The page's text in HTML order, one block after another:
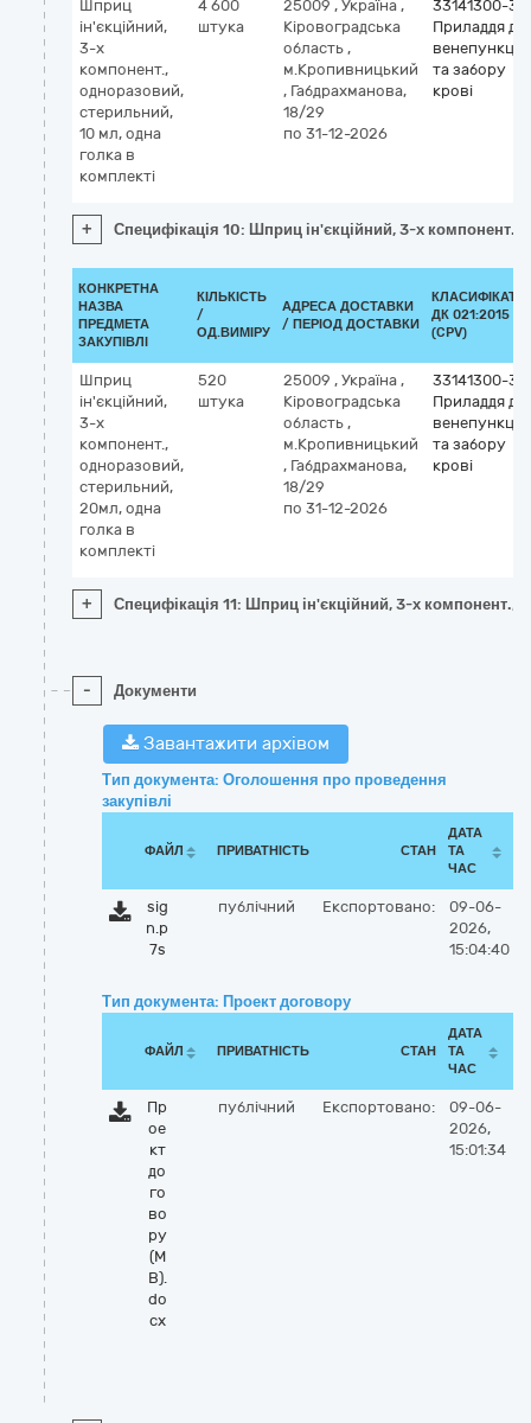
Шприц
ін'єкційний,
3-х
компонент.,
одноразовий,
стерильний,
10 мл, одна
голка в
комплекті
4 600
штука
25009 , Україна ,
Кіровоградська
область ,
м.Кропивницький
, Габдрахманова,
18/29
по 31-12-2026
33141300-3
Приладдя
венепункції
та забору
крові
+ Специфікація 10: Шприц ін'єкційний, 3-х компонент.,
КОНКРЕТНА
НАЗВА
ПРЕДМЕТА
ЗАКУПІВЛІ
КІЛЬКІСТЬ
/
ОД.ВИМІРУ
АДРЕСА ДОСТАВКИ
/ ПЕРІОД ДОСТАВКИ
ДК 021:2015
(CPV)
Шприц
ін'єкційний,
3-х
компонент.,
одноразовий,
стерильний,
20мл, одна
голка в
комплекті
520
штука
25009 , Україна ,
Кіровоградська
область ,
м.Кропивницький
, Габдрахманова,
18/29
по 31-12-2026
33141300-3
Приладдя
венепункції
та забору
крові
+ Специфікація 11: Шприц ін'єкційний, 3-х компонент.,
- Документи
Завантажити архівом
Тип документа: Оголошення про проведення
закупівлі
ФАЙЛ ПРИВАТНІСТЬ СТАН
ДАТА
ТА
ЧАС
sig
n.p
7s
публічний Експортовано:
09-06-
2026,
15:04:40
Тип документа: Проект договору
ФАЙЛ ПРИВАТНІСТЬ СТАН
ДАТА
ТА
ЧАС
Пр
ое
кт
до
го
во
ру
(М
В).
do
cx
публічний Експортовано:
09-06-
2026,
15:01:34